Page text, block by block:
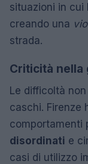
situazioni in cui
creando una
strada.
Criticità nella
Le difficoltà
caschi. Firenze
comportamenti
disordinati e
casi di utilizzo